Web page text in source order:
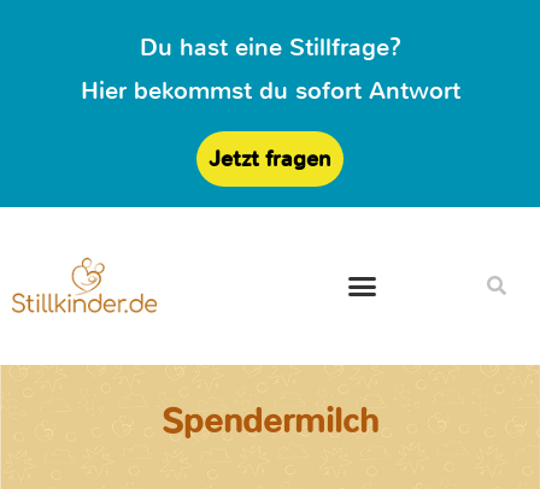
Du hast eine Stillfrage?
Hier bekommst du sofort Antwort
Jetzt fragen
Spendermilch